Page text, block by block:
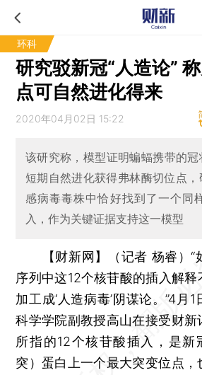
环科
研究驳新冠“人造论”
点可自然进化得来
2020年04月02日 15:22
该研究称，‌模型证明蝙蝠携带的
短期自然进化获得弗林酶切位点
感病毒毒株中恰好找到了一个同
入，作为关键证据支持这一模型
【财新网】（记者 杨睿）“
序列中这12个核苷酸的插入解
加工成‘人造病毒’阴谋论。”4月
科学学院副教授高山在接受财新
所指的12个核苷酸插入，是新
突）蛋白上一个最大突变位点